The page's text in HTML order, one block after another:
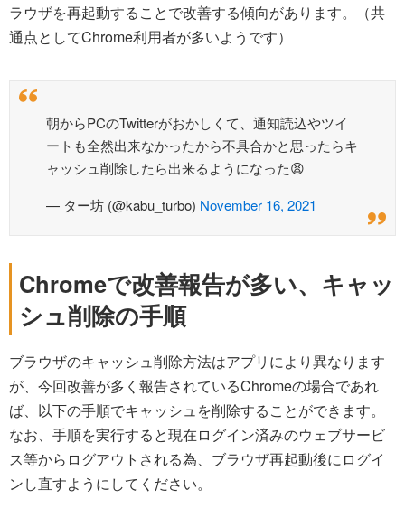
ラウザを再起動することで改善する傾向があります。（共
通点としてChrome利用者が多いようです）
朝からPCのTwitterがおかしくて、通知読込やツイ
ートも全然出来なかったから不具合かと思ったらキ
ャッシュ削除したら出来るようになった😫
— ター坊 (@kabu_turbo) November 16, 2021
Chromeで改善報告が多い、キャッ
シュ削除の手順
ブラウザのキャッシュ削除方法はアプリにより異なります
が、今回改善が多く報告されているChromeの場合であれ
ば、以下の手順でキャッシュを削除することができます。
なお、手順を実行すると現在ログイン済みのウェブサービ
ス等からログアウトされる為、ブラウザ再起動後にログイ
ンし直すようにしてください。